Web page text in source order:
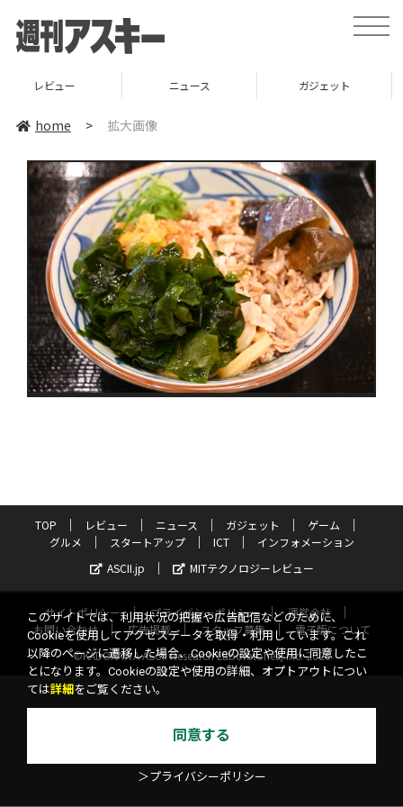
toggle
home > 拡大画像
TOP レビュー ニュース ガジェット
ゲーム
グルメ
スタートアップ ICT
インフォメーション
ASCII.jp
MITテクノロジーレビュー
サイトポリシー プライバシーポリシー
運営会社
お問い合わせ
広告掲載 スタッフ募集
電子版について
©KADOKAWA ASCII Research Laboratories, Inc. 2026
このサイトでは、利用状況の把握や広告配信などのために、
Cookieを使用してアクセスデータを取得・利用しています。これ
以降のページに遷移した場合、Cookieの設定や使用に同意したこ
とになります。Cookieの設定や使用の詳細、オプトアウトについ
ては詳細 をご覧ください。
同意する
＞プライバシーポリシー